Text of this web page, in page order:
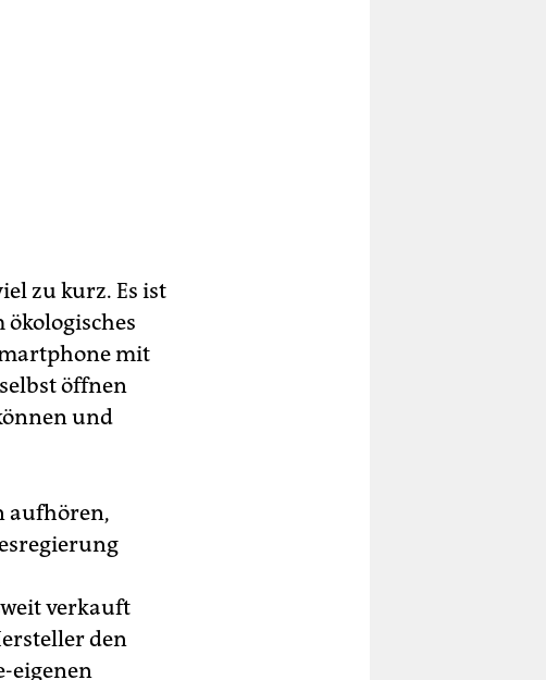
zu kurz. Es ist
ökologisches
mit
öffnen
und
aufhören,
verkauft
den
eigenen